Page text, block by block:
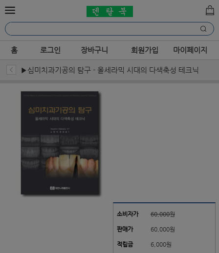
홈 로그인 장바구니 회원가입 마이페이지
▶심미치과기공의 탐구 - 올세라믹 시대의 다색축성 테크닉
소비자가 60,000원
판매가 60,000원
적립금 6,000원